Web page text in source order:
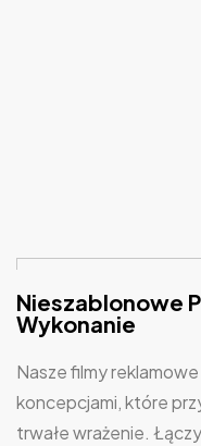
Nieszablonowe
Wykonanie
Nasze filmy
koncepcjami, które
trwałe wrażenie.